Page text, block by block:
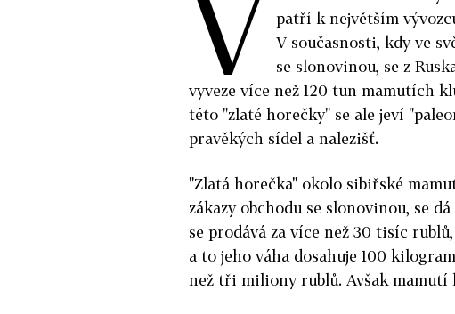
patří k největším
V současnosti, kdy ve
se slonovinou, se z
vyveze více než 120 tun mamutích
této "zlaté horečky" se ale jeví
pravěkých sídel a nalezišť.
"Zlatá horečka" okolo sibiřské
zákazy obchodu se slonovinou, se
se prodává za více než 30 tisíc
a to jeho váha dosahuje 100
než tři miliony rublů. Avšak mamutí